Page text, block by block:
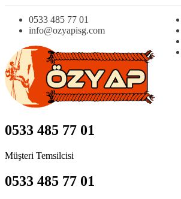
0533 485 77 01
info@ozyapisg.com
0533 485 77 01
Müşteri Temsilcisi
0533 485 77 01